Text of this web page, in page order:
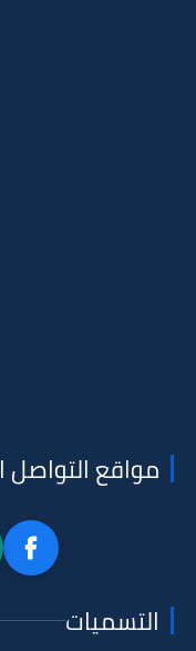
مواقع التواصل
التسميات